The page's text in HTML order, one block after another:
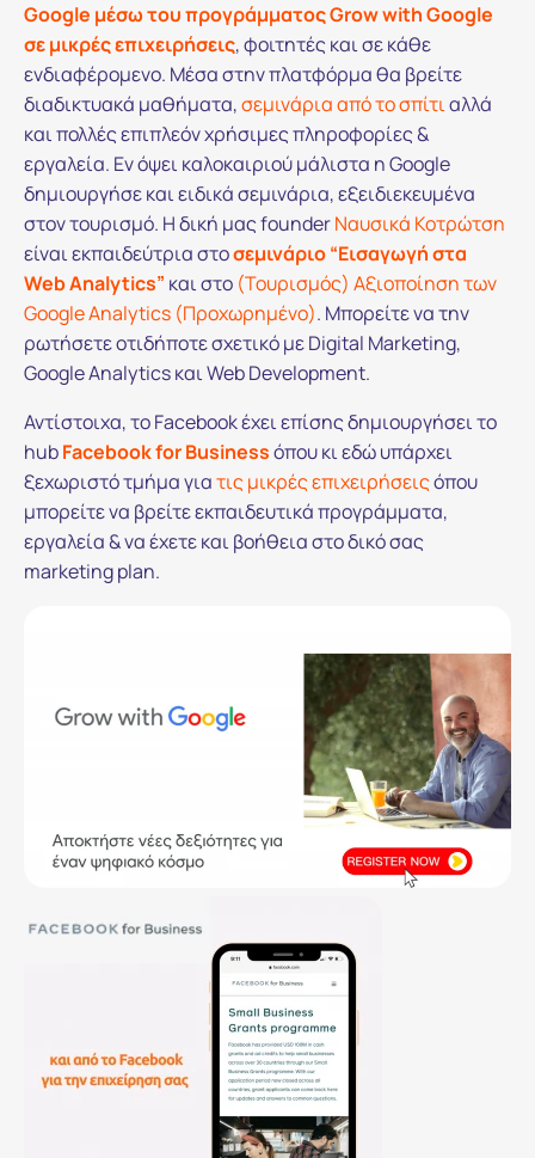
Google μέσω του προγράμματος Grow with Google
σε μικρές επιχειρήσεις, φοιτητές και σε κάθε
ενδιαφέρομενο. Μέσα στην πλατφόρμα θα βρείτε
διαδικτυακά μαθήματα,σεμινάρια από το σπίτιαλλά
και πολλές επιπλεόν χρήσιμες πληροφορίες &
εργαλεία. Εν όψει καλοκαιριού μάλιστα η Google
δημιουργήσε και ειδικά σεμινάρια, εξειδιεκευμένα
στον τουρισμό. Η δική μας founderΝαυσικά Κοτρώτση
είναι εκπαιδεύτρια στοσεμινάριο “Εισαγωγή στα
Web Analytics” και στο (Τουρισμός) Αξιοποίηση των
Google Analytics (Προχωρημένο). Μπορείτε να την
ρωτήσετε οτιδήποτε σχετικό με Digital Marketing,
Google Analytics και Web Development.
Αντίστοιχα, το Facebook έχει επίσης δημιουργήσει το
hubFacebook for Businessόπου κι εδώ υπάρχει
ξεχωριστό τμήμα γιατις μικρές επιχειρήσειςόπου
μπορείτε να βρείτε εκπαιδευτικά προγράμματα,
εργαλεία & να έχετε και βοήθεια στο δικό σας
marketing plan.